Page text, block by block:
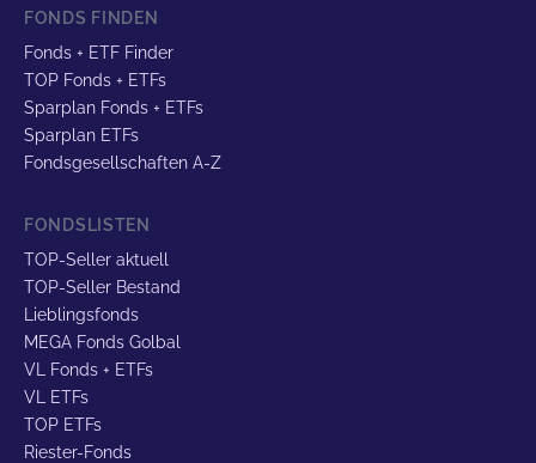
FONDS FINDEN
Fonds + ETF Finder
TOP Fonds + ETFs
Sparplan Fonds + ETFs
Sparplan ETFs
Fondsgesellschaften A-Z
FONDSLISTEN
TOP-Seller aktuell
TOP-Seller Bestand
Lieblingsfonds
MEGA Fonds Golbal
VL Fonds + ETFs
VL ETFs
TOP ETFs
Riester-Fonds